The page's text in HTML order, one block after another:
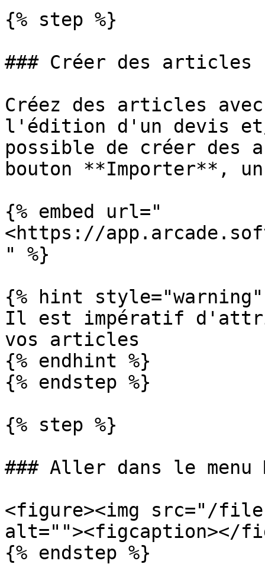
{% step %}
### Créer des articles
Créez des articles
l'édition d'un devis
possible de créer des
bouton **Importer**, un
{% embed url="
<https://
" %}
{% hint style="warning"
Il est impératif
vos articles
{% endhint %}
{% endstep %}
{% step %}
### Aller dans le menu
<figure><img src="/files/
alt=""><figcaption></
{% endstep %}